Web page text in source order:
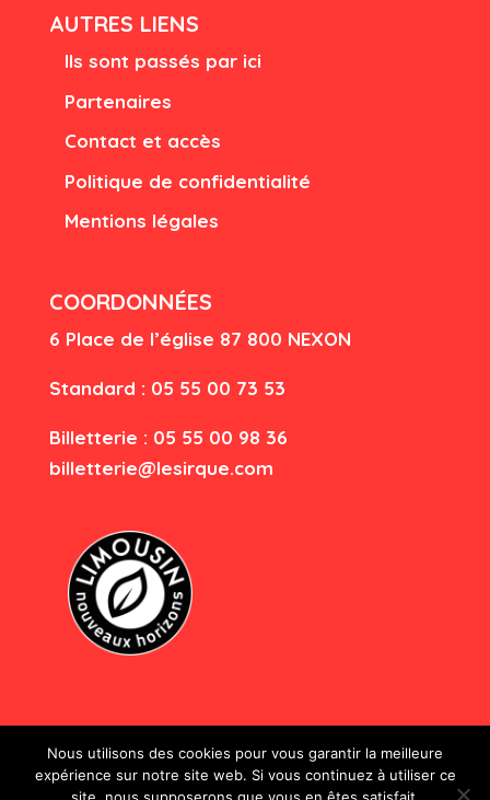
AUTRES LIENS
Ils sont passés par ici
Partenaires
Contact et accès
Politique de confidentialité
Mentions légales
COORDONNÉES
6 Place de l’église 87 800 NEXON
Standard : 05 55 00 73 53
Billetterie : 05 55 00 98 36
billetterie@lesirque.com
Nous utilisons des cookies pour vous garantir la meilleure
expérience sur notre site web. Si vous continuez à utiliser ce